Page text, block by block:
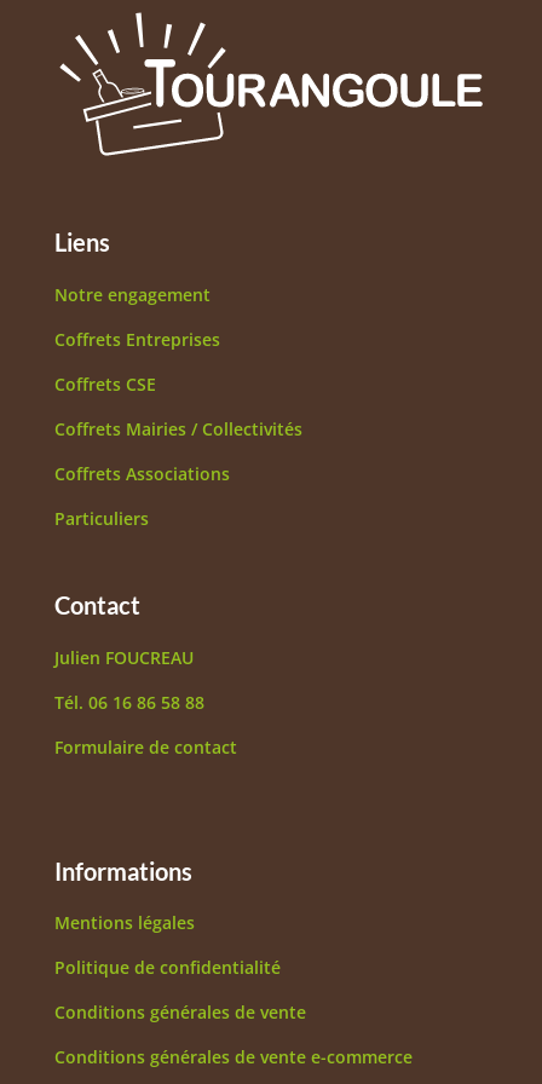
Liens
Notre engagement
Coffrets Entreprises
Coffrets CSE
Coffrets Mairies / Collectivités
Coffrets Associations
Particuliers
Contact
Julien FOUCREAU
Tél. 06 16 86 58 88
Formulaire de contact
Informations
Mentions légales
Politique de confidentialité
Conditions générales de vente
Conditions générales de vente e-commerce